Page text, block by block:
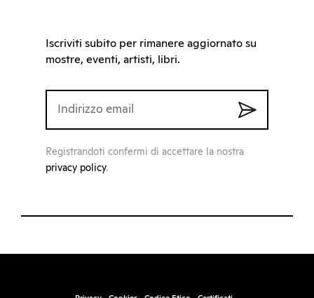
Iscriviti subito per rimanere aggiornato su
mostre, eventi, artisti, libri.
Registrandoti confermi di accettare la nostra
privacy policy.